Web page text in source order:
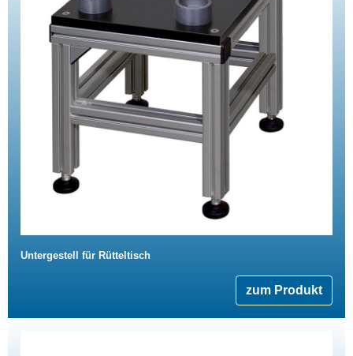
Untergestell für Rütteltisch
zum Produkt